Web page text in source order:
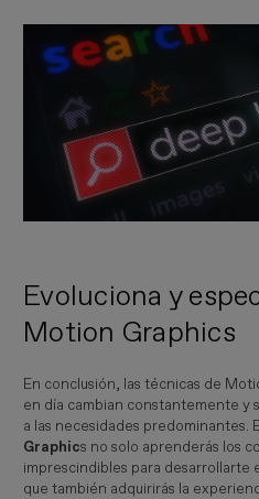
Evoluciona y
Motion Graphics
En conclusión, las técnicas de
en día cambian constantemente y
a las necesidades predominantes.
Graphics no solo aprenderás los
imprescindibles para desarrollarte
que también adquirirás la